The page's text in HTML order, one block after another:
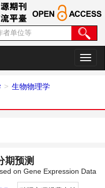
切
换
生物物理学
期预测
on Gene Expression Data